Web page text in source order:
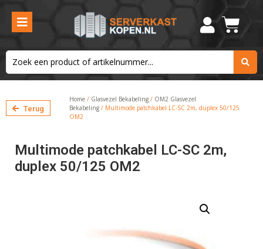
Terug
Home / Glasvezel Bekabeling / OM2 Glasvezel
Bekabeling / Multimode patchkabel LC-SC 2m, duplex 50/125
OM2
Multimode patchkabel LC-SC 2m,
duplex 50/125 OM2